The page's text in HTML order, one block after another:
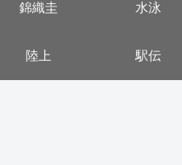
錦織圭 水泳
陸上 駅伝